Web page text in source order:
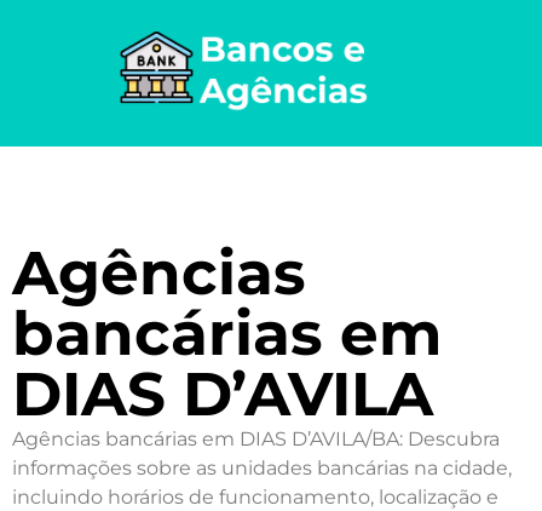
Agências
bancárias em
DIAS D’AVILA
Agências bancárias em DIAS D’AVILA/BA: Descubra
informações sobre as unidades bancárias na cidade,
incluindo horários de funcionamento, localização e